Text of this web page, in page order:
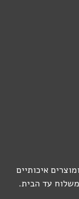
איכותיים
עד הבית.